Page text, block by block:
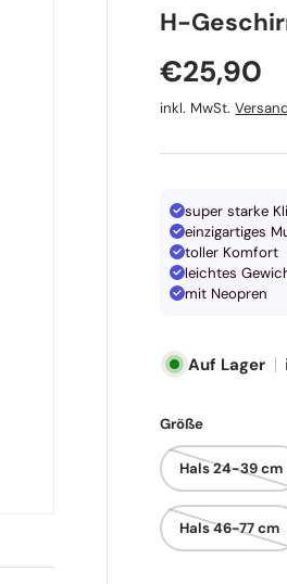
Max &
H-
Normaler
€25,90
inkl. MwSt.
super starke
einzigartiges
toller Komfort
leichtes
mit Neopren
Auf Lager
Größe
Hals 24-39 cm
Hals 46-77 cm